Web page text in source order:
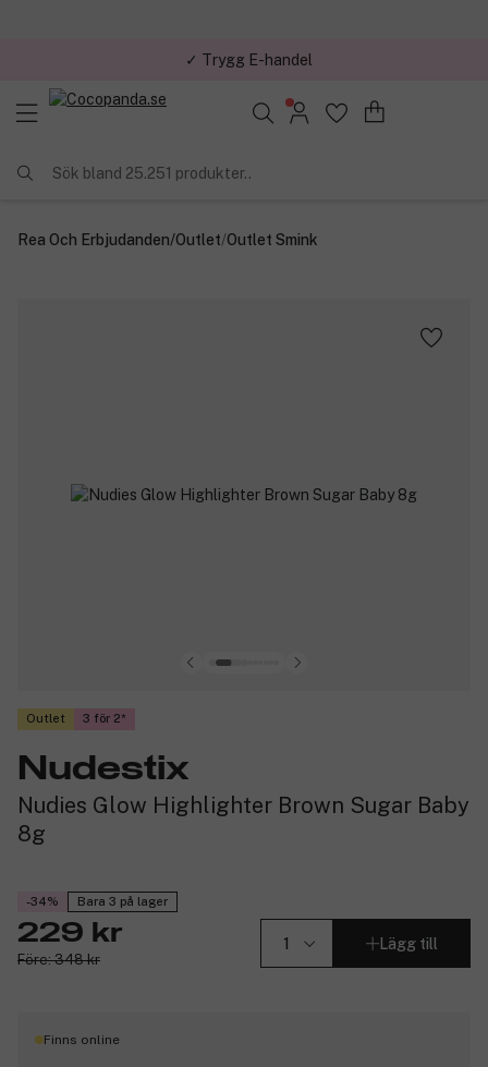
✓ Trygg E-handel
Sök bland 25.251 produkter..
Rea Och Erbjudanden/Outlet/Outlet Smink
Outlet 3 för 2
Nudestix
Nudies Glow Highlighter Brown Sugar Baby
8g
-34% Bara 3 på lager
229 kr
Före: 348 kr
Lägg till
Finns online